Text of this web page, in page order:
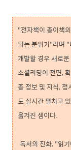
"전자책이 종이책
되는 분위기"라며 "
개발할 경우 새로
소셜리딩이 전면,
종 정보 및 지식,
도 실시간 펼치고
옮겨진 셈이다.
독서의 진화, "읽